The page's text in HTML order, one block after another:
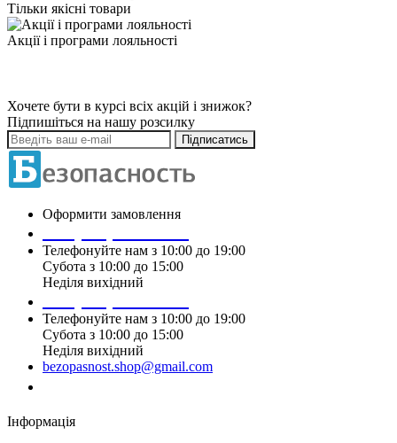
Тільки якісні товари
Акції і програми лояльності
Хочете бути в курсі всіх акцій і знижок?
Підпишіться на нашу розсилку
Підписатись
Оформити замовлення
Телефонуйте нам з 10:00 до 19:00
Субота з 10:00 до 15:00
Неділя вихідний
Телефонуйте нам з 10:00 до 19:00
Субота з 10:00 до 15:00
Неділя вихідний
bezopasnost.shop@gmail.com
Інформація